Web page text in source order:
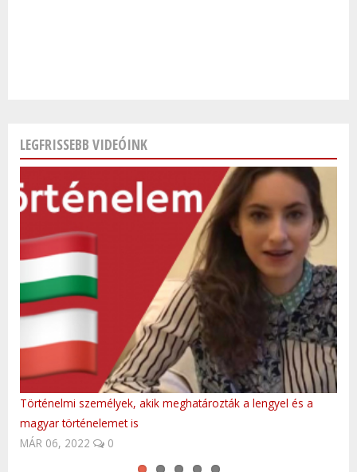
LEGFRISSEBB VIDEÓINK
Történelmi személyek, akik meghatározták a lengyel és a
magyar történelemet is
Fedezd fel Lengyelországot!
MÁR 06, 2022
0
Volvo Trucks platooning first time in Central-Europe
Polish Anthem by Hungarian FolkEmbassy
Cseh klasszikusok: Jozin z Bazin